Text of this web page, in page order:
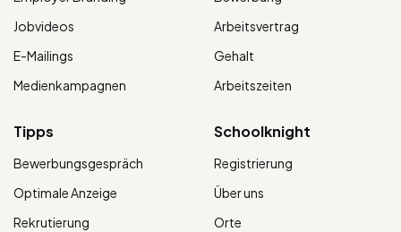
Jobvideos
E-Mailings
Medienkampagnen
Arbeitsvertrag
Gehalt
Arbeitszeiten
Tipps
Bewerbungsgespräch
Optimale Anzeige
Rekrutierung
Schoolknight
Registrierung
Über uns
Orte